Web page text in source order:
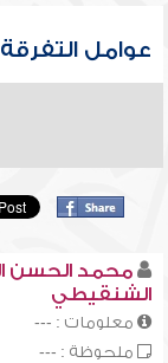
عوامل التفرقة
محمد الحسن
الشنقيطي
معلومات : ---
ملحوظة : ---